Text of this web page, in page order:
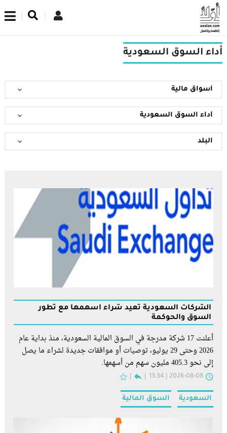
أداء السوق السعودية
الشركات السعودية تعيد شراء أسهمها مع تطور
السوق والحوكمة
أعلنت 17 شركة مدرجة في السوق المالية السعودية، منذ بداية عام
2026 وحتى 29 يوليو، توصيات أو موافقات جديدة لشراء ما يصل
إلى نحو 405.3 مليون سهم من أسهمها.
2026-08-08 | 13:34
السعودية السوق المالية
اشترك في نشرتنا الإخبارية